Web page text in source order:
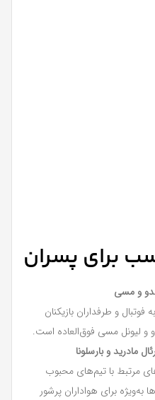
برای پسران
و مسی
و طرفداران بازیکنان
و لیونل مسی فوق‌العاده است.
مادرید و بارسلونا
مرتبط با تیم‌های محبوب
برای هواداران پرشور